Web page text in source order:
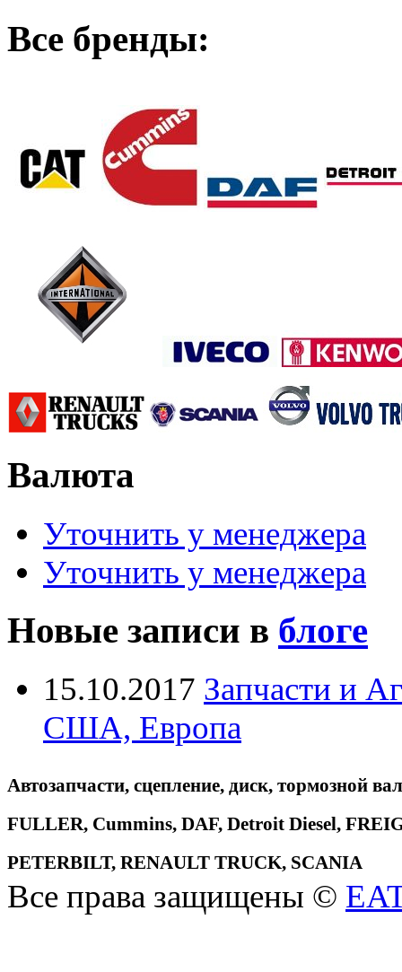
Все бренды:
Валюта
Уточнить у менеджера
Уточнить у менеджера
Новые записи в блоге
15.10.2017 Запчасти и
США, Европа
Автозапчасти, сцепление, диск, тормозной
FULLER, Cummins, DAF, Detroit Diesel,
PETERBILT, RENAULT TRUCK, SCANIA
Все права защищены ©